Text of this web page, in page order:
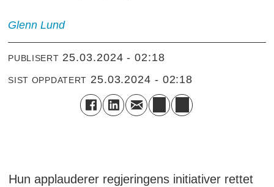
Glenn Lund
PUBLISERT 25.03.2024 - 02:18
SIST OPPDATERT 25.03.2024 - 02:18
Hun applauderer regjeringens initiativer rettet